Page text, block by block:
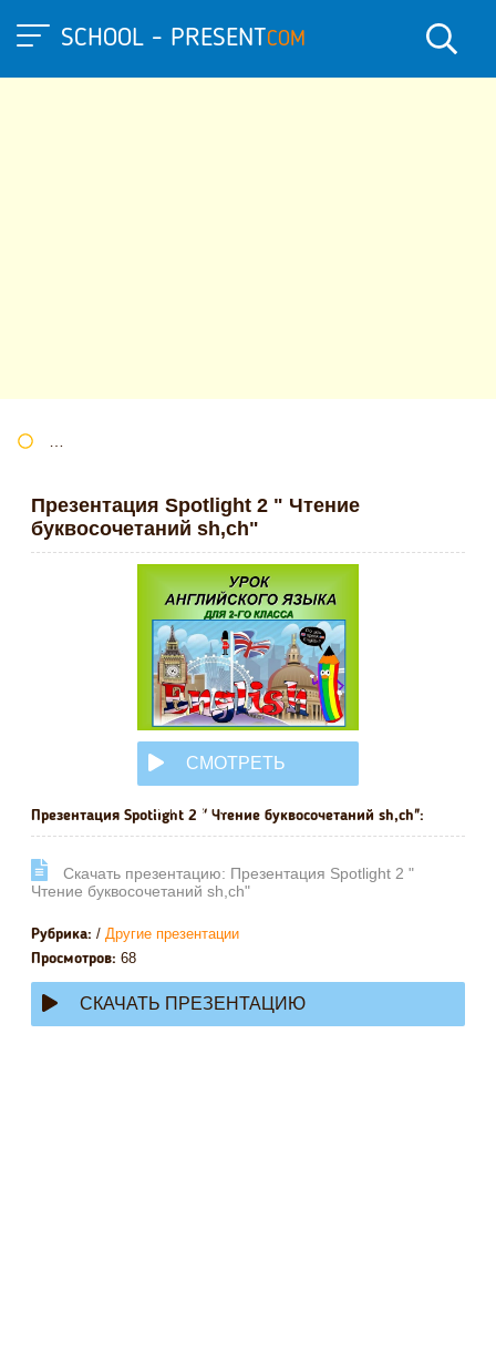
SCHOOL - PRESENTCOM
Презентация Spotlight 2 " Чтение
буквосочетаний sh,ch"
СМОТРЕТЬ
ОНЛАЙН
Презентация Spotlight 2 " Чтение буквосочетаний sh,ch":
Cкачать презентацию: Презентация Spotlight 2 "
Чтение буквосочетаний sh,ch"
Рубрика: / Другие презентации
Просмотров: 68
СКАЧАТЬ ПРЕЗЕНТАЦИЮ